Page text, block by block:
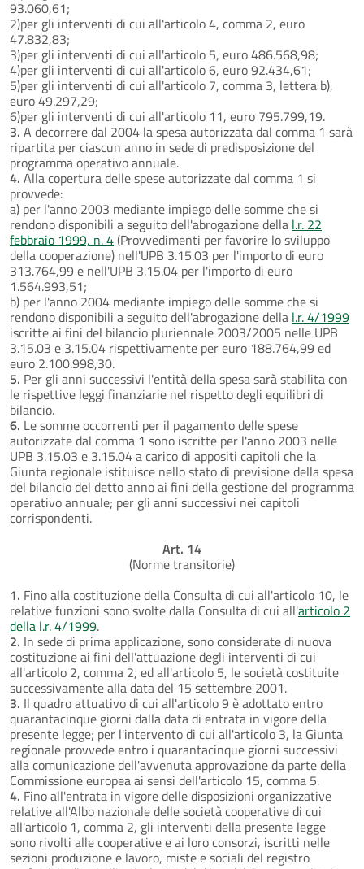
93.060,61;
2)per gli interventi di cui all'articolo 4, comma 2, euro
47.832,83;
3)per gli interventi di cui all'articolo 5, euro 486.568,98;
4)per gli interventi di cui all'articolo 6, euro 92.434,61;
5)per gli interventi di cui all'articolo 7, comma 3, lettera b),
euro 49.297,29;
6)per gli interventi di cui all'articolo 11, euro 795.799,19.
3. A decorrere dal 2004 la spesa autorizzata dal comma 1 sarà
ripartita per ciascun anno in sede di predisposizione del
programma operativo annuale.
4. Alla copertura delle spese autorizzate dal comma 1 si
provvede:
a) per l'anno 2003 mediante impiego delle somme che si
rendono disponibili a seguito dell'abrogazione della l.r. 22
febbraio 1999, n. 4(Provvedimenti per favorire lo sviluppo
della cooperazione) nell'UPB 3.15.03 per l'importo di euro
313.764,99 e nell'UPB 3.15.04 per l'importo di euro
1.564.993,51;
b) per l'anno 2004 mediante impiego delle somme che si
rendono disponibili a seguito dell'abrogazione della l.r. 4/1999
iscritte ai fini del bilancio pluriennale 2003/2005 nelle UPB
3.15.03 e 3.15.04 rispettivamente per euro 188.764,99 ed
euro 2.100.998,30.
5. Per gli anni successivi l'entità della spesa sarà stabilita con
le rispettive leggi finanziarie nel rispetto degli equilibri di
bilancio.
6. Le somme occorrenti per il pagamento delle spese
autorizzate dal comma 1 sono iscritte per l'anno 2003 nelle
UPB 3.15.03 e 3.15.04 a carico di appositi capitoli che la
Giunta regionale istituisce nello stato di previsione della spesa
del bilancio del detto anno ai fini della gestione del programma
operativo annuale; per gli anni successivi nei capitoli
corrispondenti.
Art. 14
(Norme transitorie)
1. Fino alla costituzione della Consulta di cui all'articolo 10, le
relative funzioni sono svolte dalla Consulta di cui all'articolo 2
della l.r. 4/1999.
2. In sede di prima applicazione, sono considerate di nuova
costituzione ai fini dell'attuazione degli interventi di cui
all'articolo 2, comma 2, ed all'articolo 5, le società costituite
successivamente alla data del 15 settembre 2001.
3. Il quadro attuativo di cui all'articolo 9 è adottato entro
quarantacinque giorni dalla data di entrata in vigore della
presente legge; per l'intervento di cui all'articolo 3, la Giunta
regionale provvede entro i quarantacinque giorni successivi
alla comunicazione dell'avvenuta approvazione da parte della
Commissione europea ai sensi dell'articolo 15, comma 5.
4. Fino all'entrata in vigore delle disposizioni organizzative
relative all'Albo nazionale delle società cooperative di cui
all'articolo 1, comma 2, gli interventi della presente legge
sono rivolti alle cooperative e ai loro consorzi, iscritti nelle
sezioni produzione e lavoro, miste e sociali del registro